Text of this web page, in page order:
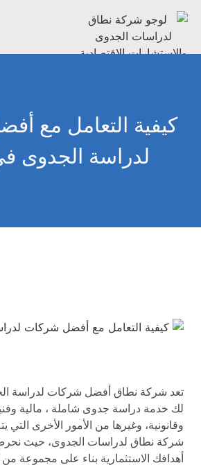
كيفية التعامل مع
لدراسة الجدوى
تعد شركة نطاق أفضل شركات لدراسة
لك خدمة دراسة جدوى شاملة ، مالية
وقانونية، وغيرها من الأمور الأخرى التي
شركة نطاق لدراسات الجدوى، حيث
أهدافك الاستثمارية بناء على مجموعة